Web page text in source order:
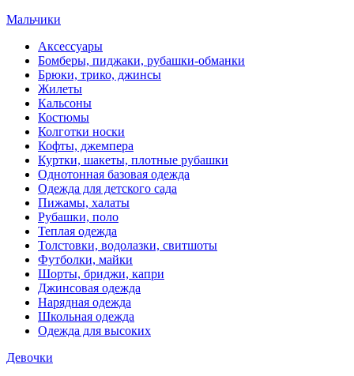
Мальчики
Аксессуары
Бомберы, пиджаки, рубашки-обманки
Брюки, трико, джинсы
Жилеты
Кальсоны
Костюмы
Колготки носки
Кофты, джемпера
Куртки, шакеты, плотные рубашки
Однотонная базовая одежда
Одежда для детского сада
Пижамы, халаты
Рубашки, поло
Теплая одежда
Толстовки, водолазки, свитшоты
Футболки, майки
Шорты, бриджи, капри
Джинсовая одежда
Нарядная одежда
Школьная одежда
Одежда для высоких
Девочки